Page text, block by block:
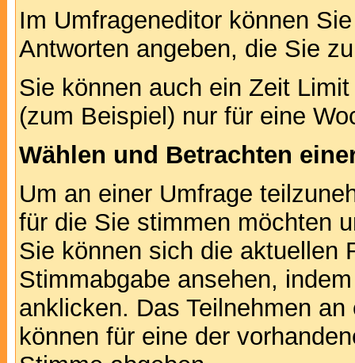
Im Umfrageneditor können
Antworten angeben, die Sie
Sie können auch ein Zeit
(zum Beispiel) nur für eine
Wählen und Betrachten
Um an einer Umfrage
für die Sie stimmen möchten
Sie können sich die aktuellen
Stimmabgabe ansehen,
anklicken. Das Teilnehmen
können für eine der